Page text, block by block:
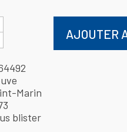
AJOUTER
Marin
blister